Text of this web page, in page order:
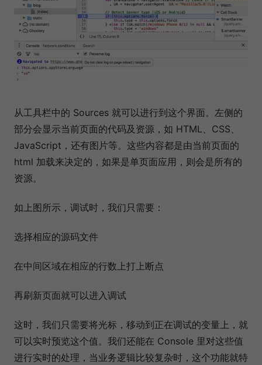
从工具栏中的 Sources 就可以进行到这个界面。左侧的
部分会显示当前页面的代码及资源，如 HTML、CSS、
JavaScript，还有图片等。这些内容都是由当前页面的
html 加载来决定的，如果是单页面应用，则会是所有的
资源。
如上图所示，调试时，我们只需要：
选择相应的源码文件
在中间区域在相应的行数上打上断点
再刷新页面就可以进入调试
这时，我们只需要将光标，移动到正在调试的变量上，就
可以实时预览这个值。我们还能在 Console 里对这些值
进行实时的处理，当业务逻辑比较复杂时，这个功能就特